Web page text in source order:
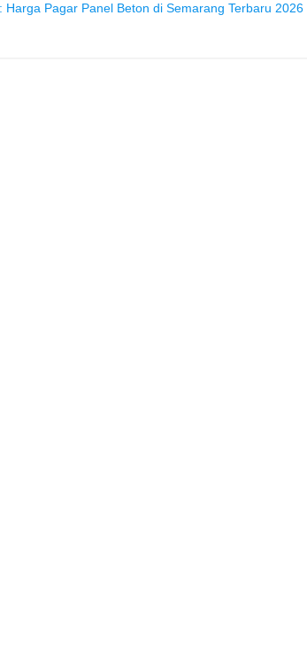
Harga Pagar Panel Beton di Semarang Terbaru 2026